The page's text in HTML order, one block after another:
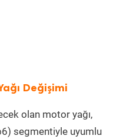
Değişimi
olan motor yağı,
segmentiyle uyumlu